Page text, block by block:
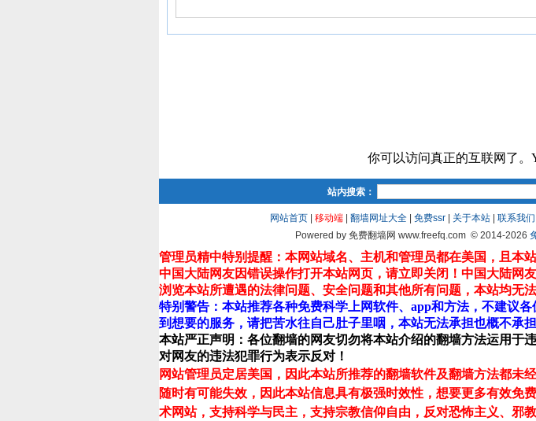
你可以访问真正的互联网了。
站内搜索：
网站首页 移动端 翻墙网址大全 免费ssr 关于本站 联系我们
Powered by 免费翻墙网 www.freefq.com© 2014-2026
管理员精中特别提醒：本网站域名、主机和管理员都在美国，且本
中国大陆网友因错误操作打开本站网页，请立即关闭！中国大陆网
浏览本站所遭遇的法律问题、安全问题和其他所有问题，本站均无法
特别警告：本站推荐各种免费科学上网软件、app和方法，不建议
到想要的服务，请把苦水往自己肚子里咽，本站无法承担也概不承
本站严正声明：各位翻墙的网友切勿将本站介绍的翻墙方法运用于
对网友的违法犯罪行为表示反对！
网站管理员定居美国，因此本站所推荐的翻墙软件及翻墙方法都
随时有可能失效，因此本站信息具有极强时效性，想要更多有效免
术网站，支持科学与民主，支持宗教信仰自由，反对恐怖主义、邪